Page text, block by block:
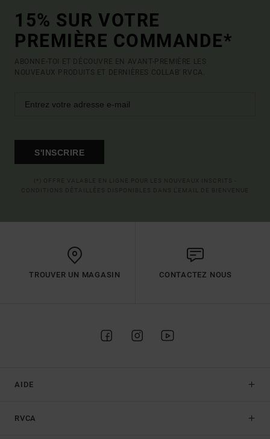
15% SUR VOTRE
PREMIÈRE COMMANDE*
ABONNE-TOI ET DÉCOUVRE EN AVANT-PREMIÈRE LES
NOUVEAUX PRODUITS ET DERNIÈRES COLLAB' RVCA.
S'INSCRIRE
TROUVER UN MAGASIN CONTACTEZ NOUS
AIDE
RVCA